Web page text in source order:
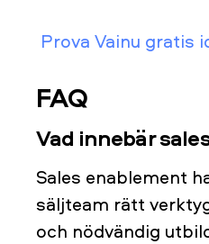
Prova Vainu gratis
FAQ
Vad innebär
Sales enablement
säljteam rätt
och nödvändig